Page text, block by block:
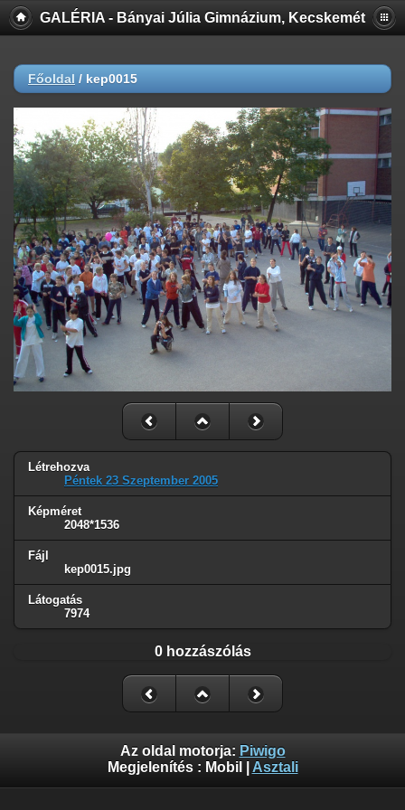
GALÉRIA - Bányai Júlia Gimnázium, Kecskemét
Főoldal / kep0015
Létrehozva
Péntek 23 Szeptember 2005
Képméret
2048*1536
Fájl
kep0015.jpg
Látogatás
7974
0 hozzászólás
Az oldal motorja: Piwigo
Megjelenítés : Mobil Asztali